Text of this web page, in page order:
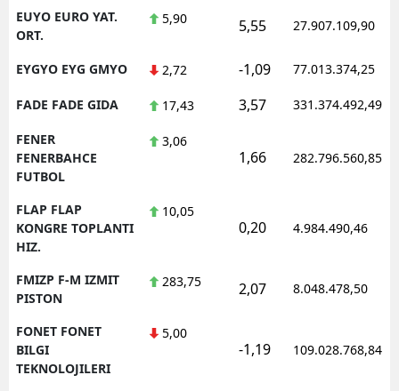
EUYO EURO YAT.
ORT.
5,90 5,55 27.907.109,90
EYGYO EYG GMYO 2,72 -1,09 77.013.374,25
FADE FADE GIDA 17,43 3,57 331.374.492,49
FENER
FENERBAHCE
FUTBOL
3,06
1,66 282.796.560,85
FLAP FLAP
KONGRE TOPLANTI
HIZ.
10,05
0,20 4.984.490,46
FMIZP F-M IZMIT
PISTON
283,75 2,07 8.048.478,50
FONET FONET
BILGI
TEKNOLOJILERI
5,00
-1,19 109.028.768,84